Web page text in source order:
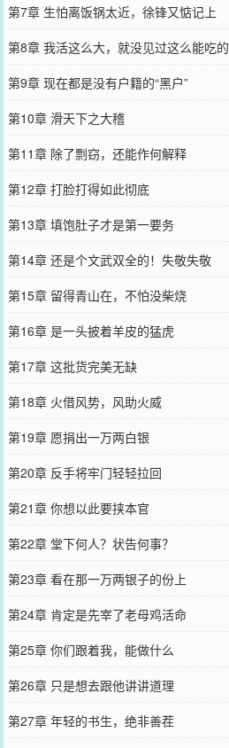
第7章 生怕离饭锅太近，徐锋又惦记上
第8章 我活这么大，就没见过这么能吃的
第9章 现在都是没有户籍的“黑户”
第10章 滑天下之大稽
第11章 除了剽窃，还能作何解释
第12章 打脸打得如此彻底
第13章 填饱肚子才是第一要务
第14章 还是个文武双全的！失敬失敬
第15章 留得青山在，不怕没柴烧
第16章 是一头披着羊皮的猛虎
第17章 这批货完美无缺
第18章 火借风势，风助火威
第19章 愿捐出一万两白银
第20章 反手将牢门轻轻拉回
第21章 你想以此要挟本官
第22章 堂下何人？状告何事？
第23章 看在那一万两银子的份上
第24章 肯定是先宰了老母鸡活命
第25章 你们跟着我，能做什么
第26章 只是想去跟他讲讲道理
第27章 年轻的书生，绝非善茬